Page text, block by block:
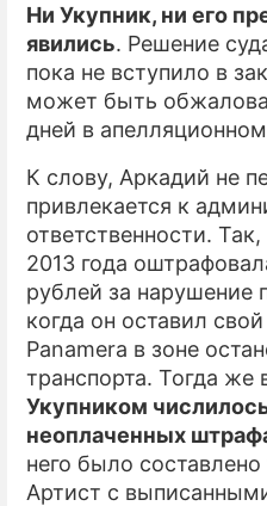
Ни Укупник, ни его
явились. Решение
пока не вступило в
может быть
дней в
К слову, Аркадий не
привлекается к
ответственности.
2013 года
рублей за нарушение
когда он оставил
Panamera в зоне
транспорта. Тогда же
Укупником
неоплаченных
него было
Артист с